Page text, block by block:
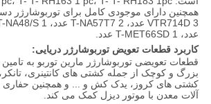
عدد، T-MET66SD 1 عدد.
کاربرد قطعات تعویض توربوشارژر دریایی:
قطعات تعویضی توربوشارژر مارین توربو به
بزرگ و کوچک از جمله کشتی های کانتینری،
کشتی های کروز، یدک کش و ... و همچنین حفاری
آلات معدن با موتور دیزل کمک می کند.